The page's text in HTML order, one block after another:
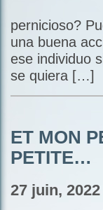
LA
pernicioso?
una buena
ese individuo
se quiera […]
ET MON
PETITE…
27 juin,